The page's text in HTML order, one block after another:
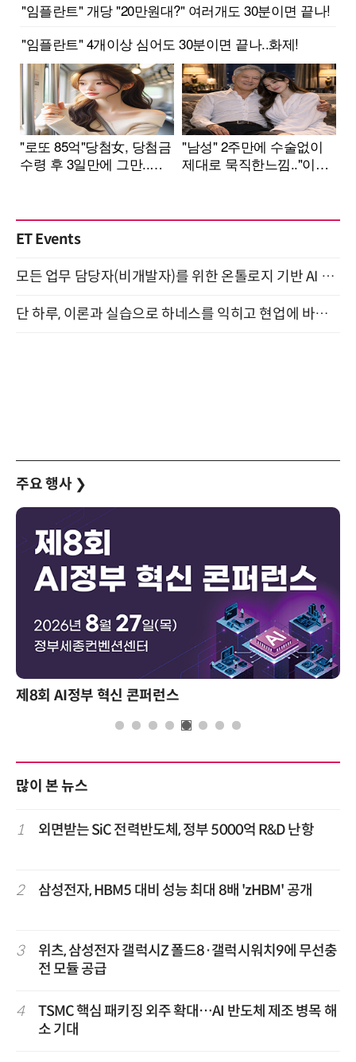
ET Events
모든 업무 담당자(비개발자)를 위한 온톨로지 기반 AI 지식체계 설계 1-day 워크숍 8월 20일 개최
단 하루, 이론과 실습으로 하네스를 익히고 현업에 바로 쓰는 핸즈온 워크숍 (8/20)
주요 행사 ❯
제8회 AI정부 혁신 콘퍼런스
많이 본 뉴스
1 외면받는 SiC 전력반도체, 정부 5000억 R&D 난항
2 삼성전자, HBM5 대비 성능 최대 8배 'zHBM' 공개
3
위츠, 삼성전자 갤럭시Z 폴드8·갤럭시워치9에 무선충
전 모듈 공급
4
TSMC 핵심 패키징 외주 확대…AI 반도체 제조 병목 해
소 기대